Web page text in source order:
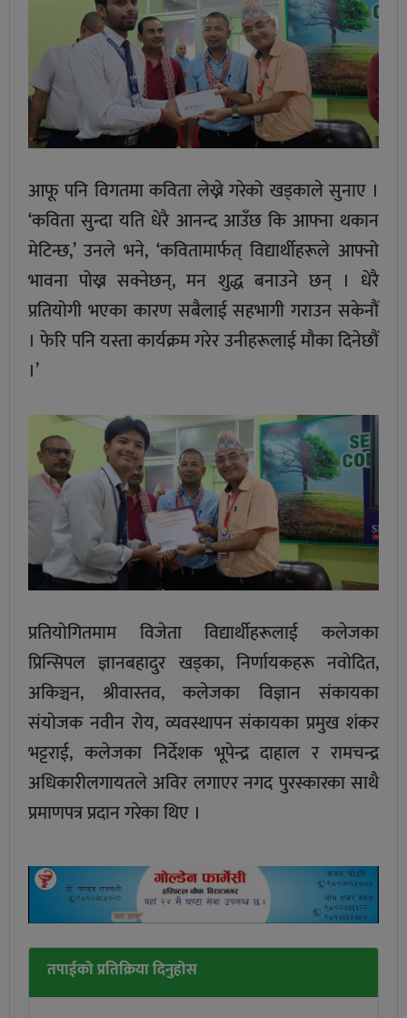
आफू पनि विगतमा कविता लेख्ने गरेको खड्काले सुनाए ।
‘कविता सुन्दा यति धेरै आनन्द आउँछ कि आफ्ना थकान
मेटिन्छ,’ उनले भने, ‘कवितामार्फत् विद्यार्थीहरूले आफ्नो
भावना पोख्न सक्नेछन्, मन शुद्ध बनाउने छन् । धेरै
प्रतियोगी भएका कारण सबैलाई सहभागी गराउन सकेनौं
। फेरि पनि यस्ता कार्यक्रम गरेर उनीहरूलाई मौका दिनेछौं
।’
प्रतियोगितमाम विजेता विद्यार्थीहरूलाई कलेजका
प्रिन्सिपल ज्ञानबहादुर खड्का, निर्णायकहरू नवोदित,
अकिञ्चन, श्रीवास्तव, कलेजका विज्ञान संकायका
संयोजक नवीन रोय, व्यवस्थापन संकायका प्रमुख शंकर
भट्टराई, कलेजका निर्देशक भूपेन्द्र दाहाल र रामचन्द्र
अधिकारीलगायतले अविर लगाएर नगद पुरस्कारका साथै
प्रमाणपत्र प्रदान गरेका थिए ।
तपाईको प्रतिक्रिया दिनुहोस